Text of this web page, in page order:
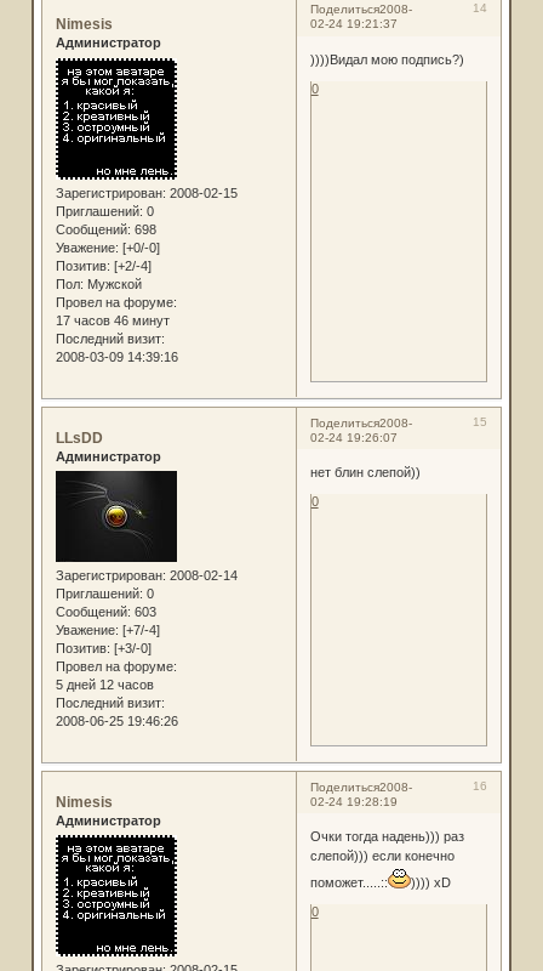
Поделиться 14
2008-
02-24 19:21:37
Nimesis
Администратор
Зарегистрирован: 2008-02-15
Приглашений: 0
Сообщений: 698
Уважение: [+0/-0]
Позитив: [+2/-4]
Пол: Мужской
Провел на форуме:
17 часов 46 минут
Последний визит:
2008-03-09 14:39:16
))))Видал мою подпись?)
0
Поделиться 15
2008-
02-24 19:26:07
LLsDD
Администратор
Зарегистрирован: 2008-02-14
Приглашений: 0
Сообщений: 603
Уважение: [+7/-4]
Позитив: [+3/-0]
Провел на форуме:
5 дней 12 часов
Последний визит:
2008-06-25 19:46:26
нет блин слепой))
0
Поделиться 16
2008-
02-24 19:28:19
Nimesis
Администратор
Очки тогда надень))) раз
слепой))) если конечно
поможет.....::
)))) xD
0